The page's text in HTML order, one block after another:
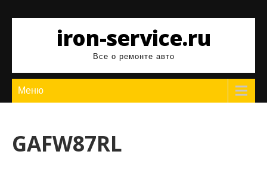
содержимомуiron-service.ru
Все о ремонте авто
Меню
GAFW87RL